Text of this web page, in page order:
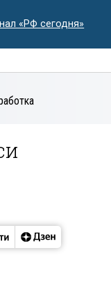
«РФ сегодня»
экспертиза